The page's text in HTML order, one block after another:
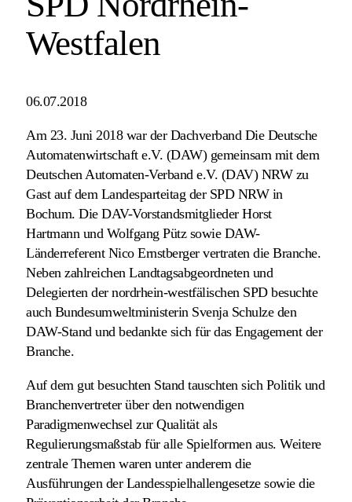
Westfalen
06.07.2018
Am 23. Juni 2018 war der Dachverband Die Deutsche
Automatenwirtschaft e.V. (DAW) gemeinsam mit dem
Deutschen Automaten-Verband e.V. (DAV) NRW zu
Gast auf dem Landesparteitag der SPD NRW in
Bochum. Die DAV-Vorstandsmitglieder Horst
Hartmann und Wolfgang Pütz sowie DAW-
Länderreferent Nico Ernstberger vertraten die Branche.
Neben zahlreichen Landtagsabgeordneten und
Delegierten der nordrhein-westfälischen SPD besuchte
auch Bundesumweltministerin Svenja Schulze den
DAW-Stand und bedankte sich für das Engagement der
Branche.
Auf dem gut besuchten Stand tauschten sich Politik und
Branchenvertreter über den notwendigen
Paradigmenwechsel zur Qualität als
Regulierungsmaßstab für alle Spielformen aus. Weitere
zentrale Themen waren unter anderem die
Ausführungen der Landesspielhallengesetze sowie die